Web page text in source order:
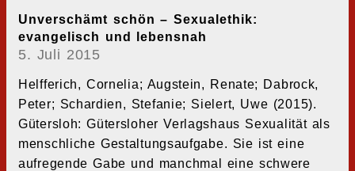
Unverschämt schön – Sexualethik:
evangelisch und lebensnah
5. Juli 2015
Helfferich, Cornelia; Augstein, Renate; Dabrock,
Peter; Schardien, Stefanie; Sielert, Uwe (2015).
Gütersloh: Gütersloher Verlagshaus Sexualität als
menschliche Gestaltungsaufgabe. Sie ist eine
aufregende Gabe und manchmal eine schwere